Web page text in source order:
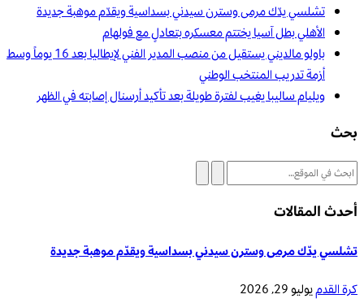
تشلسي يدّك مرمى وسترن سيدني بسداسية ويقدّم موهبة جديدة
الأهلي بطل آسيا يختتم معسكره بتعادلٍ مع فولهام
باولو مالديني يستقيل من منصب المدير الفني لإيطاليا بعد 16 يوماً وسط
أزمة تدريب المنتخب الوطني
ويليام ساليبا يغيب لفترة طويلة بعد تأكيد أرسنال إصابته في الظهر
بحث
أحدث المقالات
تشلسي يدّك مرمى وسترن سيدني بسداسية ويقدّم موهبة جديدة
كرة القدميوليو 29, 2026